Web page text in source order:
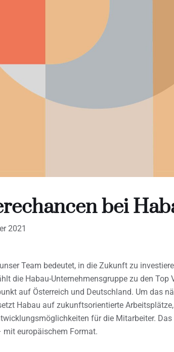
bei
2021
Team bedeutet, in die Zukunft zu
die Habau-Unternehmensgruppe zu den Top
auf Österreich und Deutschland. Um das
Habau auf zukunftsorientierte
für die Mitarbeiter.
mit europäischem Format.